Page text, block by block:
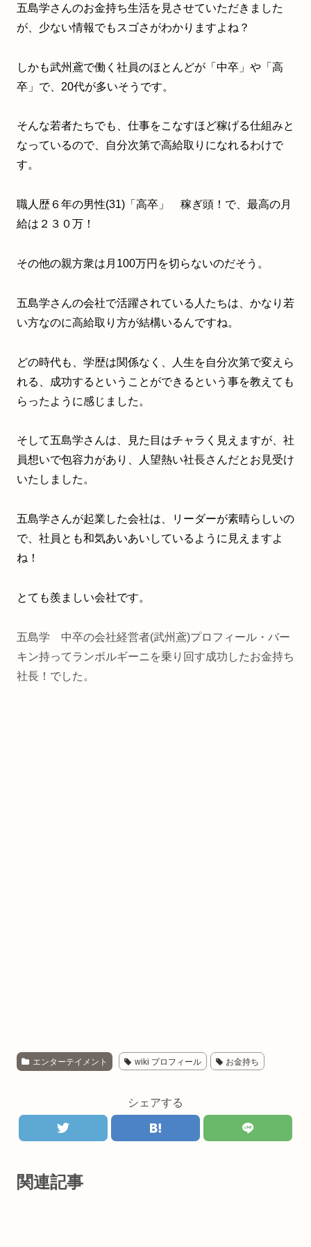
五島学さんのお金持ち生活を見させていただきました
が、少ない情報でもスゴさがわかりますよね？
しかも武州鳶で働く社員のほとんどが「中卒」や「高
卒」で、20代が多いそうです。
そんな若者たちでも、仕事をこなすほど稼げる仕組みと
なっているので、自分次第で高給取りになれるわけで
す。
職人歴６年の男性(31)「高卒」 稼ぎ頭！で、最高の月
給は２３０万！
その他の親方衆は月100万円を切らないのだそう。
五島学さんの会社で活躍されている人たちは、かなり若
い方なのに高給取り方が結構いるんですね。
どの時代も、学歴は関係なく、人生を自分次第で変えら
れる、成功するということができるという事を教えても
らったように感じました。
そして五島学さんは、見た目はチャラく見えますが、社
員想いで包容力があり、人望熱い社長さんだとお見受け
いたしました。
五島学さんが起業した会社は、リーダーが素晴らしいの
で、社員とも和気あいあいしているように見えますよ
ね！
とても羨ましい会社です。
五島学 中卒の会社経営者(武州鳶)プロフィール・バー
キン持ってランボルギーニを乗り回す成功したお金持ち
社長！でした。
エンターテイメント wiki プロフィール お金持ち
シェアする
関連記事